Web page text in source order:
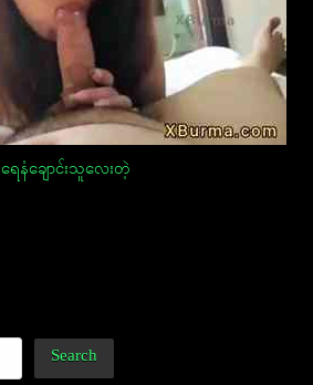
ရေနံချောင်းသူလေးတဲ့
Search